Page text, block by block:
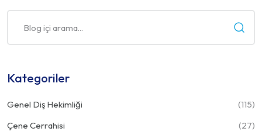
Kategoriler
Genel Diş Hekimliği
(115)
Çene Cerrahisi
(27)